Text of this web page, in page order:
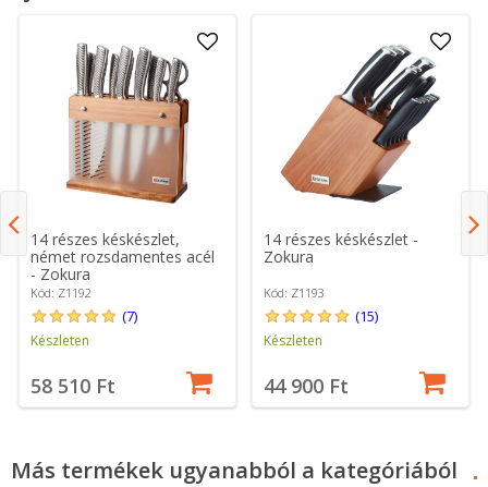
14 részes késkészlet,
német rozsdamentes acél
- Zokura
Kód: Z1192
(7)
Készleten
58 510 Ft
14 részes késkészlet -
Zokura
Kód: Z1193
(15)
Készleten
44 900 Ft
Más termékek ugyanabból a kategóriából